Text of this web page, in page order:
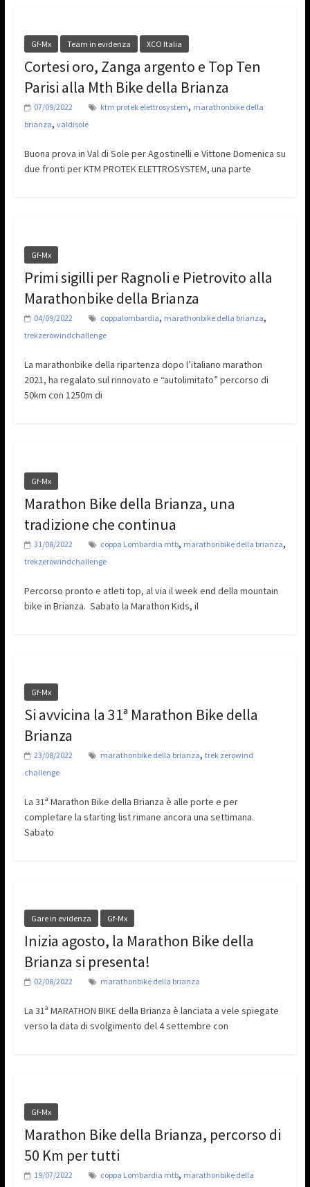
Gf-Mx Team in evidenza XCO Italia
Cortesi oro, Zanga argento e Top Ten
Parisi alla Mth Bike della Brianza
07/09/2022 ktm protek elettrosystem, marathonbike della
brianza, valdisole
Buona prova in Val di Sole per Agostinelli e Vittone Domenica su
due fronti per KTM PROTEK ELETTROSYSTEM, una parte
Gf-Mx
Primi sigilli per Ragnoli e Pietrovito alla
Marathonbike della Brianza
04/09/2022 coppalombardia, marathonbike della brianza,
trekzerowindchallenge
La marathonbike della ripartenza dopo l’italiano marathon
2021, ha regalato sul rinnovato e “autolimitato” percorso di
50km con 1250m di
Gf-Mx
Marathon Bike della Brianza, una
tradizione che continua
31/08/2022 coppa Lombardia mtb, marathonbike della brianza,
trekzerowindchallenge
Percorso pronto e atleti top, al via il week end della mountain
bike in Brianza. Sabato la Marathon Kids, il
Gf-Mx
Si avvicina la 31ª Marathon Bike della
Brianza
23/08/2022 marathonbike della brianza, trek zerowind
challenge
La 31ª Marathon Bike della Brianza è alle porte e per
completare la starting list rimane ancora una settimana.
Sabato
Gare in evidenza Gf-Mx
Inizia agosto, la Marathon Bike della
Brianza si presenta!
02/08/2022 marathonbike della brianza
La 31ª MARATHON BIKE della Brianza è lanciata a vele spiegate
verso la data di svolgimento del 4 settembre con
Gf-Mx
Marathon Bike della Brianza, percorso di
50 Km per tutti
19/07/2022 coppa Lombardia mtb, marathonbike della